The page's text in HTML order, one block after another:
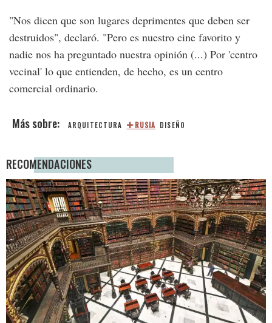
"Nos dicen que son lugares deprimentes que deben ser
destruidos", declaró. "Pero es nuestro cine favorito y
nadie nos ha preguntado nuestra opinión (...) Por 'centro
vecinal' lo que entienden, de hecho, es un centro
comercial ordinario.
ARQUITECTURA RUSIA DISEÑO
RECOMENDACIONES